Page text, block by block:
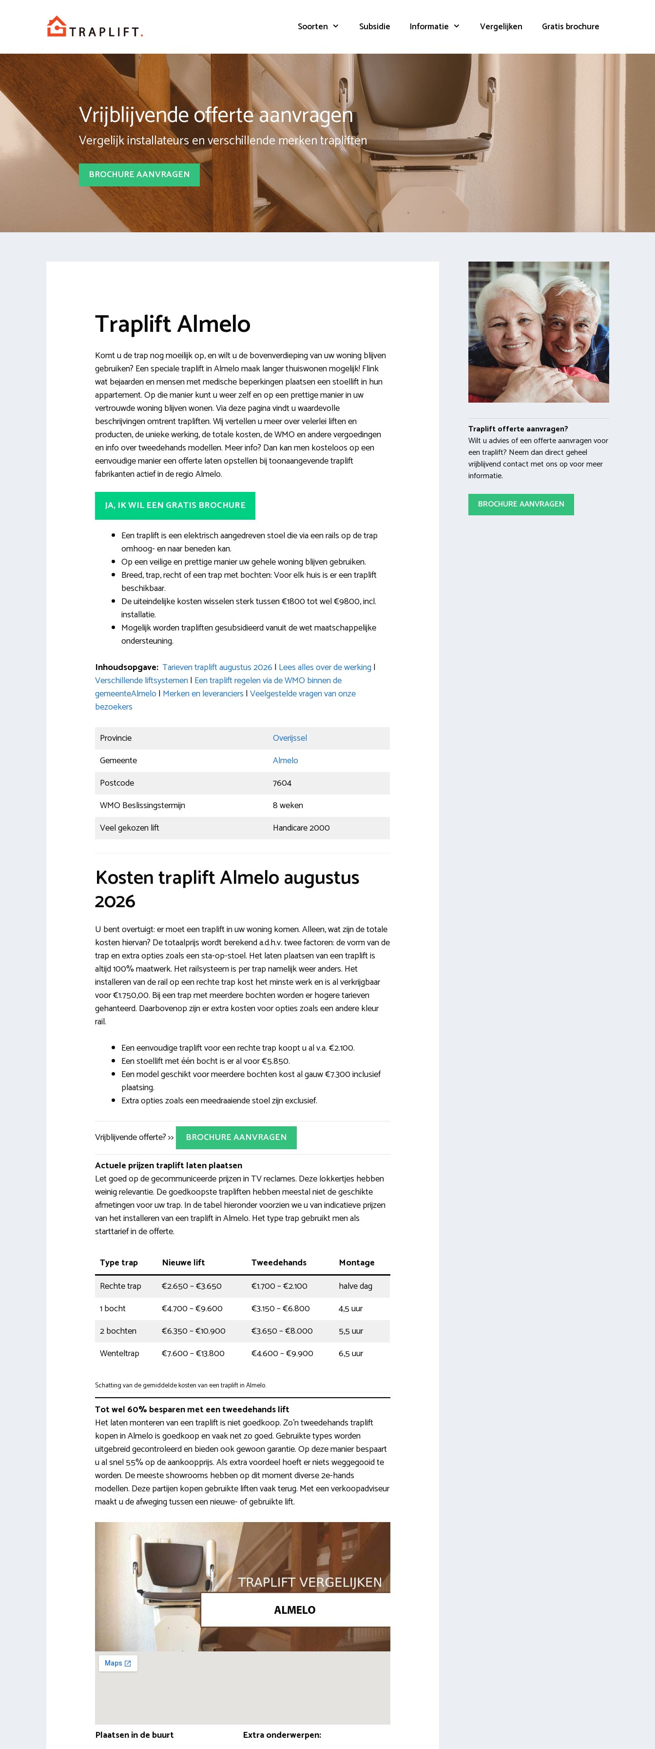
Soorten Subsidie Informatie Vergelijken Gratis brochure
Vrijblijvende offerte aanvragen
Vergelijk installateurs en verschillende merken trapliften
BROCHURE AANVRAGEN
Traplift Almelo
Komt u de trap nog moeilijk op, en wilt u de bovenverdieping van uw woning blijven
gebruiken? Een speciale traplift in Almelo maak langer thuiswonen mogelijk! Flink
wat bejaarden en mensen met medische beperkingen plaatsen een stoellift in hun
appartement. Op die manier kunt u weer zelf en op een prettige manier in uw
vertrouwde woning blijven wonen. Via deze pagina vindt u waardevolle
beschrijvingen omtrent trapliften. Wij vertellen u meer over velerlei liften en
producten, de unieke werking, de totale kosten, de WMO en andere vergoedingen
en info over tweedehands modellen. Meer info? Dan kan men kosteloos op een
eenvoudige manier een offerte laten opstellen bij toonaangevende traplift
fabrikanten actief in de regio Almelo.
JA, IK WIL EEN GRATIS BROCHURE
Een traplift is een elektrisch aangedreven stoel die via een rails op de trap
omhoog- en naar beneden kan.
Op een veilige en prettige manier uw gehele woning blijven gebruiken.
Breed, trap, recht of een trap met bochten: Voor elk huis is er een traplift
beschikbaar.
De uiteindelijke kosten wisselen sterk tussen €1800 tot wel €9800, incl.
installatie.
Mogelijk worden trapliften gesubsidieerd vanuit de wet maatschappelijke
ondersteuning.
Inhoudsopgave: Tarieven traplift augustus 2026 | Lees alles over de werking|
Verschillende liftsystemen| Een traplift regelen via de WMO binnen de
gemeenteAlmelo | Merken en leveranciers |Veelgestelde vragen van onze
bezoekers
Provincie
Overijssel
Gemeente
Almelo
Postcode
7604
WMO Beslissingstermijn
8 weken
Veel gekozen lift
Handicare 2000
Kosten traplift Almelo augustus
2026
U bent overtuigt: er moet een traplift in uw woning komen. Alleen, wat zijn de totale
kosten hiervan? De totaalprijs wordt berekend a.d.h.v. twee factoren: de vorm van de
trap en extra opties zoals een sta-op-stoel. Het laten plaatsen van een traplift is
altijd 100% maatwerk. Het railsysteem is per trap namelijk weer anders. Het
installeren van de rail op een rechte trap kost het minste werk en is al verkrijgbaar
voor €1.750,00. Bij een trap met meerdere bochten worden er hogere tarieven
gehanteerd. Daarbovenop zijn er extra kosten voor opties zoals een andere kleur
rail.
Een eenvoudige traplift voor een rechte trap koopt u al v.a. €2.100.
Een stoellift met één bocht is er al voor €5.850.
Een model geschikt voor meerdere bochten kost al gauw €7.300 inclusief
plaatsing.
Extra opties zoals een meedraaiende stoel zijn exclusief.
Vrijblijvende offerte? >>
BROCHURE AANVRAGEN
Actuele prijzen traplift laten plaatsen
Let goed op de gecommuniceerde prijzen in TV reclames. Deze lokkertjes hebben
weinig relevantie. De goedkoopste trapliften hebben meestal niet de geschikte
afmetingen voor uw trap. In de tabel hieronder voorzien we u van indicatieve prijzen
van het installeren van een traplift in Almelo. Het type trap gebruikt men als
starttarief in de offerte.
Type trap Nieuwe lift Tweedehands
Montage
Rechte trap
€2.650 – €3.650 €1.700 – €2.100
halve dag
1 bocht
€4.700 – €9.600 €3.150 – €6.800
4,5 uur
2 bochten
€6.350 – €10.900 €3.650 – €8.000
5,5 uur
Wenteltrap
€7.600 – €13.800 €4.600 – €9.900 6,5 uur
Schatting van de gemiddelde kosten van een traplift in Almelo.
Tot wel 60% besparen met een tweedehands lift
Het laten monteren van een traplift is niet goedkoop. Zo’n tweedehands traplift
kopen in Almelo is goedkoop en vaak net zo goed. Gebruikte types worden
uitgebreid gecontroleerd en bieden ook gewoon garantie. Op deze manier bespaart
u al snel 55% op de aankoopprijs. Als extra voordeel hoeft er niets weggegooid te
worden. De meeste showrooms hebben op dit moment diverse 2e-hands
modellen. Deze partijen kopen gebruikte liften vaak terug. Met een verkoopadviseur
maakt u de afweging tussen een nieuwe- of gebruikte lift.
Plaatsen in de buurt Extra onderwerpen:
Traplift offerte aanvragen?
Wilt u advies of een offerte aanvragen voor
een traplift? Neem dan direct geheel
vrijblijvend contact met ons op voor meer
informatie.
BROCHURE AANVRAGEN